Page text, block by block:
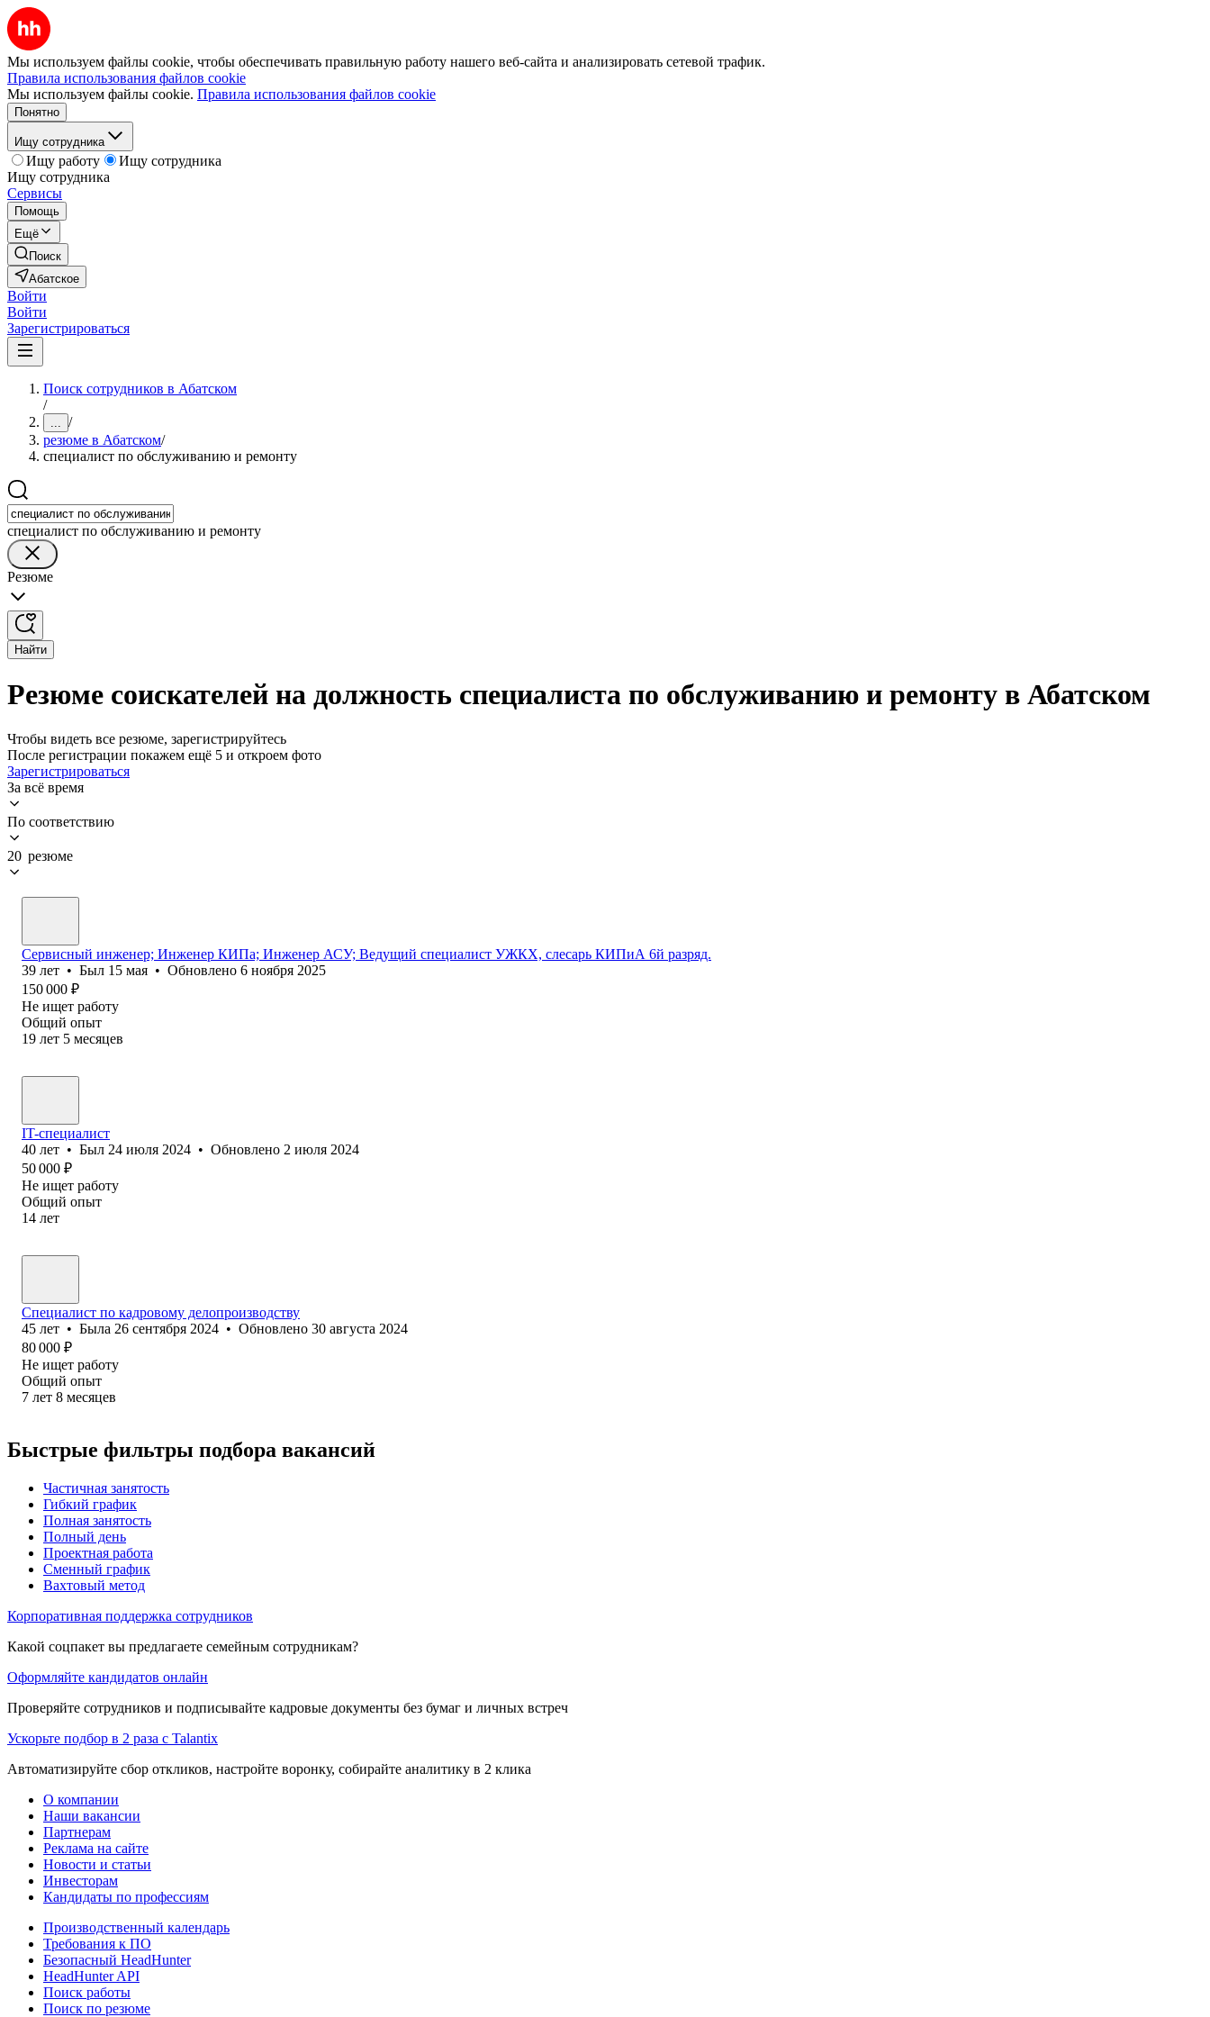
Мы используем файлы cookie, чтобы обеспечивать правильную работу нашего веб-сайта и анализировать сетевой трафик.
Правила использования файлов cookie
Мы используем файлы cookie. Правила использования файлов cookie
Понятно
Ищу сотрудника
Ищу работу
Ищу сотрудника
Ищу сотрудника
Сервисы
Помощь
Ещё
Поиск
Абатское
Войти
Войти
Зарегистрироваться
Поиск сотрудников в Абатском
/
... /
резюме в Абатском/
специалист по обслуживанию и ремонту
специалист по обслуживанию и ремонту
Резюме
Найти
Резюме соискателей на должность специалиста по обслуживанию и ремонту в Абатском
Чтобы видеть все резюме, зарегистрируйтесь
После регистрации покажем ещё 5 и откроем фото
Зарегистрироваться
За всё время
По соответствию
20 резюме
Сервисный инженер; Инженер КИПа; Инженер АСУ; Ведущий специалист УЖКХ, слесарь КИПиА 6й разряд.
39 лет • Был 15 мая • Обновлено 6 ноября 2025
150 000 ₽
Не ищет работу
Общий опыт
19 лет 5 месяцев
IT-специалист
40 лет • Был 24 июля 2024 • Обновлено 2 июля 2024
50 000 ₽
Не ищет работу
Общий опыт
14 лет
Специалист по кадровому делопроизводству
45 лет • Была 26 сентября 2024 • Обновлено 30 августа 2024
80 000 ₽
Не ищет работу
Общий опыт
7 лет 8 месяцев
Быстрые фильтры подбора вакансий
Частичная занятость
Гибкий график
Полная занятость
Полный день
Проектная работа
Сменный график
Вахтовый метод
Корпоративная поддержка сотрудников
Какой соцпакет вы предлагаете семейным сотрудникам?
Оформляйте кандидатов онлайн
Проверяйте сотрудников и подписывайте кадровые документы без бумаг и личных встреч
Ускорьте подбор в 2 раза с Talantix
Автоматизируйте сбор откликов, настройте воронку, собирайте аналитику в 2 клика
О компании
Наши вакансии
Партнерам
Реклама на сайте
Новости и статьи
Инвесторам
Кандидаты по профессиям
Производственный календарь
Требования к ПО
Безопасный HeadHunter
HeadHunter API
Поиск работы
Поиск по резюме